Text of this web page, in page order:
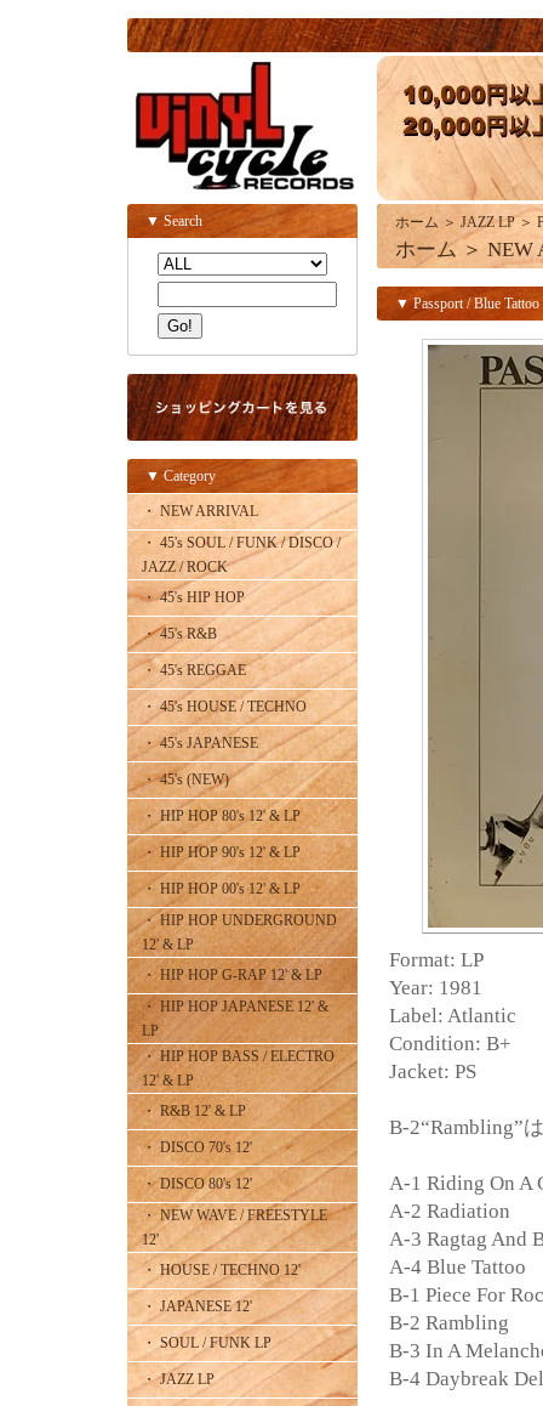
▼ Search
▼ Category
・ NEW ARRIVAL
・ 45's SOUL / FUNK / DISCO /
JAZZ / ROCK
・ 45's HIP HOP
・ 45's R&B
・ 45's REGGAE
・ 45's HOUSE / TECHNO
・ 45's JAPANESE
・ 45's (NEW)
・ HIP HOP 80's 12' & LP
・ HIP HOP 90's 12' & LP
・ HIP HOP 00's 12' & LP
・ HIP HOP UNDERGROUND
12' & LP
・ HIP HOP G-RAP 12' & LP
・ HIP HOP JAPANESE 12' &
LP
・ HIP HOP BASS / ELECTRO
12' & LP
・ R&B 12' & LP
・ DISCO 70's 12'
・ DISCO 80's 12'
・ NEW WAVE / FREESTYLE
12'
・ HOUSE / TECHNO 12'
・ JAPANESE 12'
・ SOUL / FUNK LP
・ JAZZ LP
ホーム ＞ JAZZ LP ＞
ホーム ＞ NEW
▼ Passport / Blue
Format: LP
Year: 1981
Label: Atlantic
Condition: B+
Jacket: PS
B-2“Rambling”
A-1 Riding On A
A-2 Radiation
A-3 Ragtag And
A-4 Blue Tattoo
B-1 Piece For
B-2 Rambling
B-3 In A
B-4 Daybreak